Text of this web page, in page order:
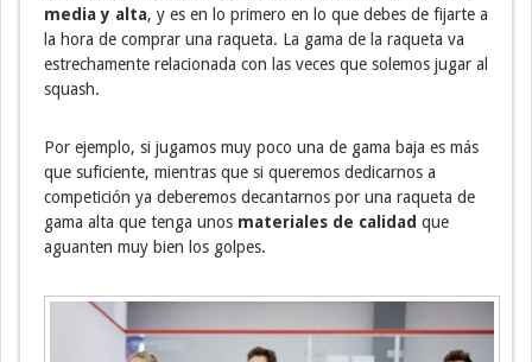
media y alta, y es en lo primero en lo que debes de fijarte a
la hora de comprar una raqueta. La gama de la raqueta va
estrechamente relacionada con las veces que solemos jugar al
squash.
Por ejemplo, si jugamos muy poco una de gama baja es más
que suficiente, mientras que si queremos dedicarnos a
competición ya deberemos decantarnos por una raqueta de
gama alta que tenga unos materiales de calidad que
aguanten muy bien los golpes.